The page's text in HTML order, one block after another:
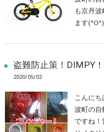
も京丹
ます
盗難防止策！DIMPY！
2020/05/02
こんに
波町の自
ですね！